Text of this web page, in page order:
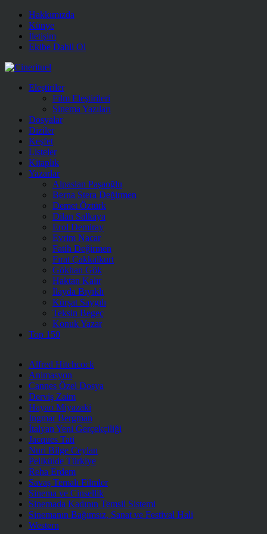
Hakkımızda
Künye
İletişim
Ekibe Dahil Ol
Eleştiriler
Film Eleştirileri
Sinema Yazıları
Dosyalar
Diziler
Keşfet
Listeler
Kitaplık
Yazarlar
Alpaslan Paşaoğlu
Berna Stera Değirmen
Demet Öztürk
Dilan Salkaya
Erol Demiray
Evrim Nacar
Fatih Değirmen
Fırat Çakkalkurt
Gökhan Gök
Haktan Kalır
İlayda Bıyıklı
Kürşat Saygılı
Teksin Begeç
Konuk Yazar
Top 150
Alfred Hitchcock
Animasyon
Cannes Özel Dosya
Derviş Zaim
Hayao Miyazaki
Ingmar Bergman
İtalyan Yeni Gerçekçiliği
Jacques Tati
Nuri Bilge Ceylan
Pelikülde Türkiye
Reha Erdem
Savaş Temalı Filmler
Sinema ve Cinsellik
Sinemada Kadının Temsil Sistemi
Sinemanın Bağımsız, Sanat ve Festival Hali
Western